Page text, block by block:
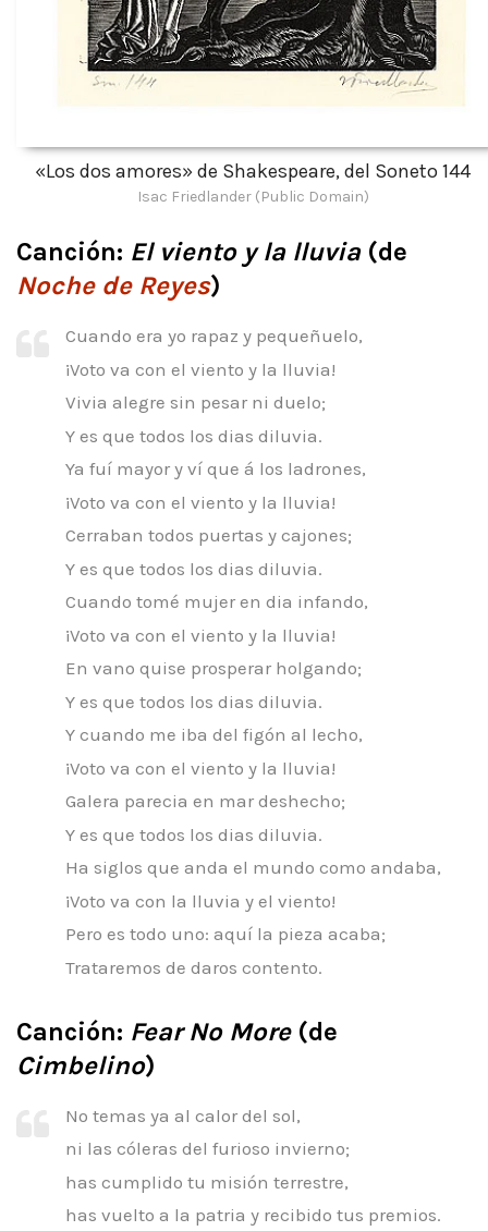
«Los dos amores» de Shakespeare, del Soneto 144
Isac Friedlander (Public Domain)
Canción: El viento y la lluvia(de
Noche de Reyes)
Cuando era yo rapaz y pequeñuelo,
¡Voto va con el viento y la lluvia!
Vivia alegre sin pesar ni duelo;
Y es que todos los dias diluvia.
Ya fuí mayor y ví que á los ladrones,
¡Voto va con el viento y la lluvia!
Cerraban todos puertas y cajones;
Y es que todos los dias diluvia.
Cuando tomé mujer en dia infando,
¡Voto va con el viento y la lluvia!
En vano quise prosperar holgando;
Y es que todos los dias diluvia.
Y cuando me iba del figón al lecho,
¡Voto va con el viento y la lluvia!
Galera parecia en mar deshecho;
Y es que todos los dias diluvia.
Ha siglos que anda el mundo como andaba,
¡Voto va con la lluvia y el viento!
Pero es todo uno: aquí la pieza acaba;
Trataremos de daros contento.
Canción: Fear No More(de
Cimbelino)
No temas ya al calor del sol,
ni las cóleras del furioso invierno;
has cumplido tu misión terrestre,
has vuelto a la patria y recibido tus premios.